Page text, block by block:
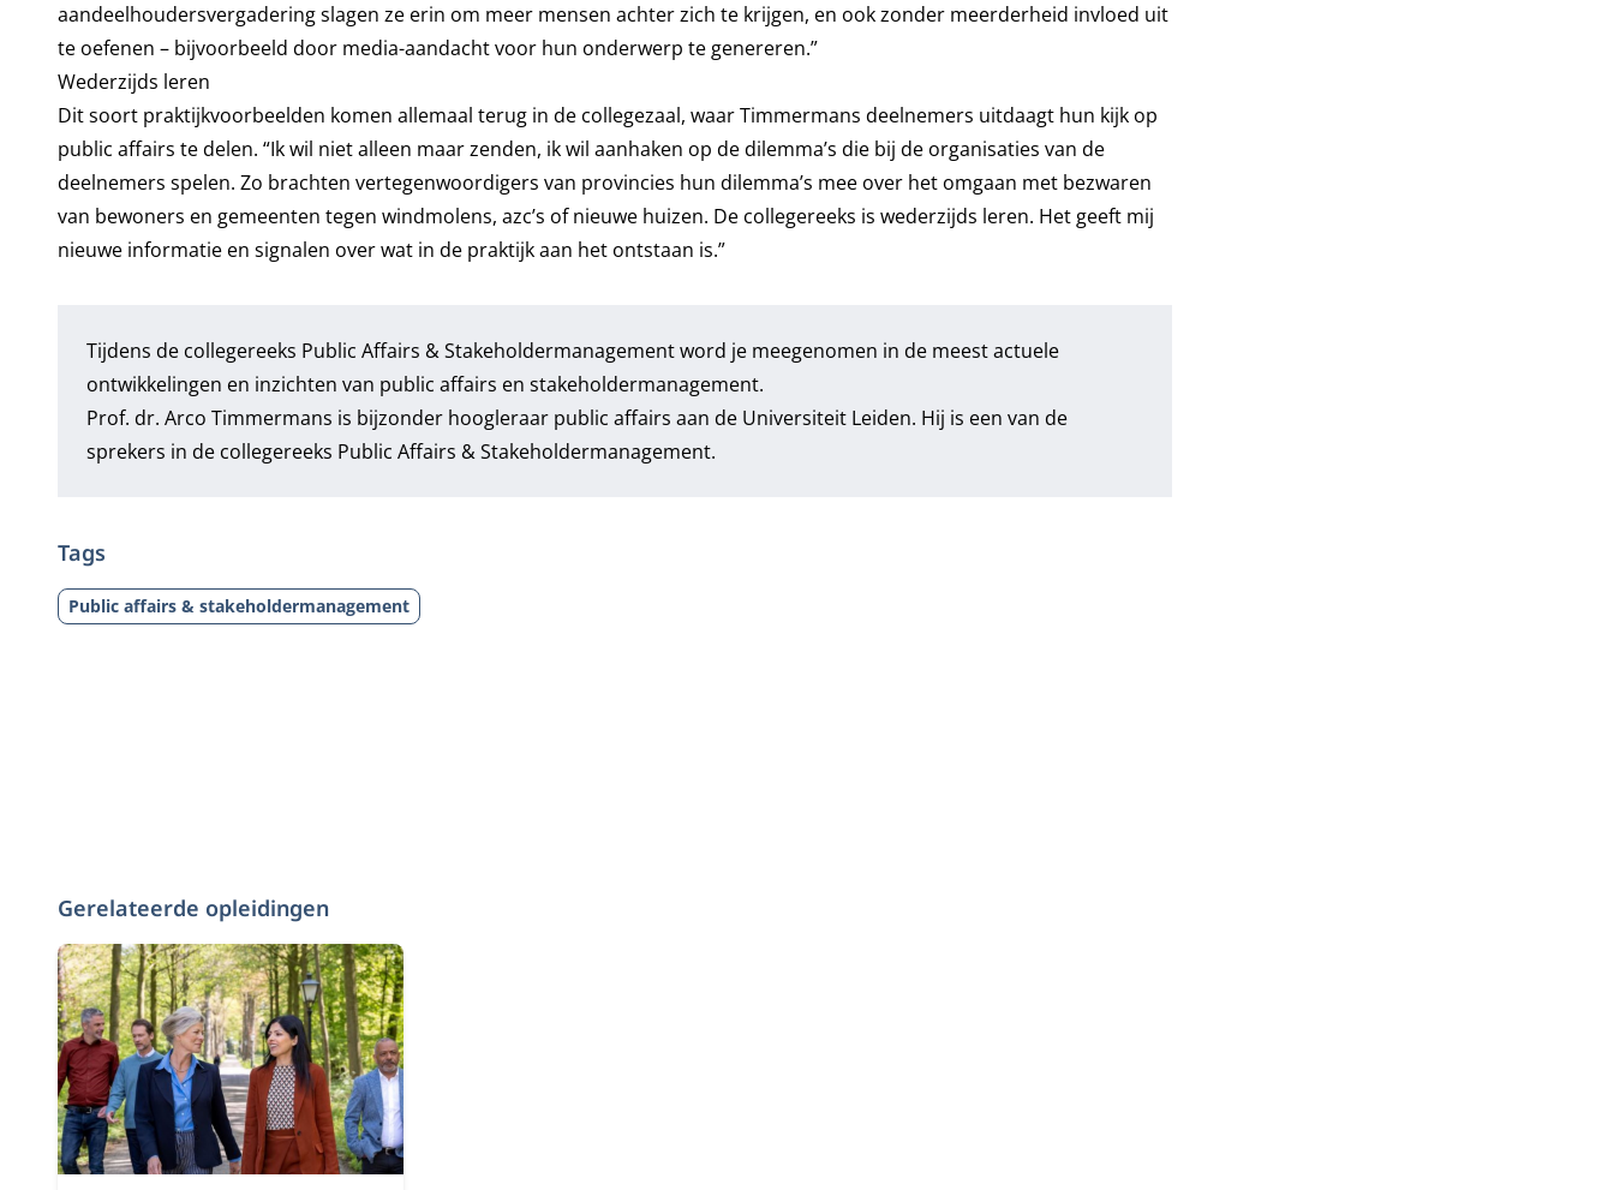
aandeelhoudersvergadering slagen ze erin om meer mensen achter zich te krijgen, en ook zonder meerderheid invloed uit
te oefenen – bijvoorbeeld door media-aandacht voor hun onderwerp te genereren.”
Wederzijds leren
Dit soort praktijkvoorbeelden komen allemaal terug in de collegezaal, waar Timmermans deelnemers uitdaagt hun kijk op
public affairs te delen. “Ik wil niet alleen maar zenden, ik wil aanhaken op de dilemma’s die bij de organisaties van de
deelnemers spelen. Zo brachten vertegenwoordigers van provincies hun dilemma’s mee over het omgaan met bezwaren
van bewoners en gemeenten tegen windmolens, azc’s of nieuwe huizen. De collegereeks is wederzijds leren. Het geeft mij
nieuwe informatie en signalen over wat in de praktijk aan het ontstaan is.”
Tijdens de collegereeks Public Affairs & Stakeholdermanagementword je meegenomen in de meest actuele
ontwikkelingen en inzichten van public affairs en stakeholdermanagement.
Prof. dr. Arco Timmermans is bijzonder hoogleraar public affairs aan de Universiteit Leiden. Hij is een van de
sprekers in de collegereeks Public Affairs & Stakeholdermanagement.
Tags
Public affairs & stakeholdermanagement
Gerelateerde opleidingen